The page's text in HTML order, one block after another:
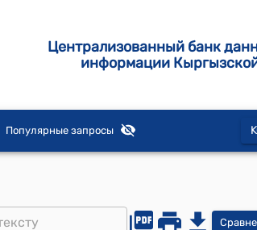
Централизованный банк
информации
Популярные запросы